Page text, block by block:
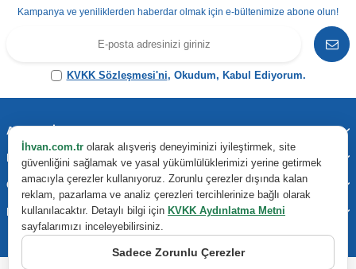
Kampanya ve yeniliklerden haberdar olmak için e-bültenimize abone olun!
KVKK Sözleşmesi'ni, Okudum, Kabul Ediyorum.
Adres & İletişim
Kategoriler
Önemli Bilgiler
Hızlı Erişim
İhvan.com.tr olarak alışveriş deneyiminizi iyileştirmek, site
güvenliğini sağlamak ve yasal yükümlülüklerimizi yerine getirmek
amacıyla çerezler kullanıyoruz. Zorunlu çerezler dışında kalan
reklam, pazarlama ve analiz çerezleri tercihlerinize bağlı olarak
kullanılacaktır. Detaylı bilgi için KVKK Aydınlatma Metni
sayfalarımızı inceleyebilirsiniz.
Sadece Zorunlu Çerezler